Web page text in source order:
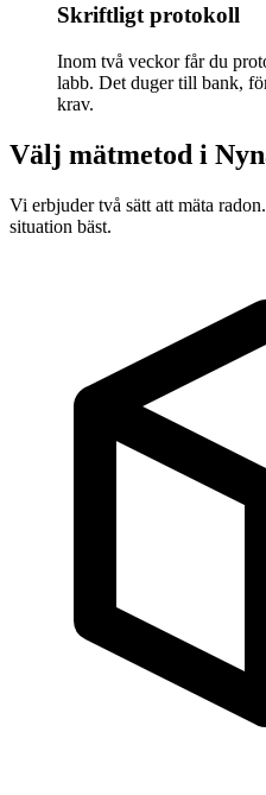
Skriftligt protokoll
Inom två veckor får du
labb. Det duger till bank,
krav.
Välj mätmetod i
Vi erbjuder två sätt att mäta
situation bäst.